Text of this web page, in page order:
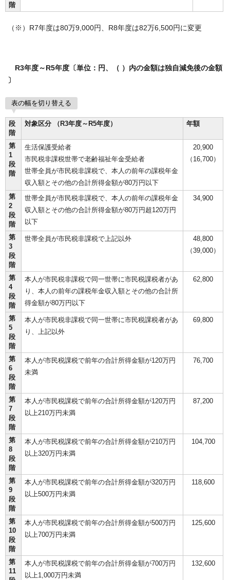
階
（※）R7年度は80万9,000円、R8年度は82万6,500円に変更
R3年度～R5年度〔単位：円、（ ）内の金額は独自減免後の金額
〕
表の幅を切り替える
段
階
対象区分 （R3年度～R5年度） 年額
第
1
段
階
生活保護受給者
市民税非課税世帯で老齢福祉年金受給者
世帯全員が市民税非課税で、本人の前年の課税年金
収入額とその他の合計所得金額が80万円以下
20,900
（16,700）
第
2
段
階
世帯全員が市民税非課税で、本人の前年の課税年金
収入額とその他の合計所得金額が80万円超120万円
以下
34,900
第
3
段
階
世帯全員が市民税非課税で上記以外
48,800
（39,000）
第
4
段
階
本人が市民税非課税で同一世帯に市民税課税者があ
り、本人の前年の課税年金収入額とその他の合計所
得金額が80万円以下
62,800
第
5
段
階
本人が市民税非課税で同一世帯に市民税課税者があ
り、上記以外
69,800
第
6
段
階
本人が市民税課税で前年の合計所得金額が120万円
未満
76,700
第
7
段
階
本人が市民税課税で前年の合計所得金額が120万円
以上210万円未満
87,200
第
8
段
階
本人が市民税課税で前年の合計所得金額が210万円
以上320万円未満
104,700
第
9
段
階
本人が市民税課税で前年の合計所得金額が320万円
以上500万円未満
118,600
第
10
段
階
本人が市民税課税で前年の合計所得金額が500万円
以上700万円未満
125,600
第
11
本人が市民税課税で前年の合計所得金額が700万円
以上1,000万円未満
132,600